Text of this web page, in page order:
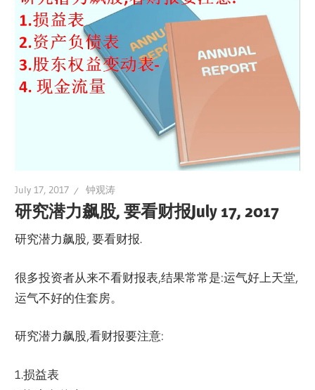
July 17, 2017 钟观涛
研究潜力飙股, 要看财报July 17, 2017
研究潜力飙股, 要看财报.
很多投资者从来不看财报表,结果常常是:运气好上天堂,
运气不好的住套房。
研究潜力飙股,看财报要注意:
1.损益表